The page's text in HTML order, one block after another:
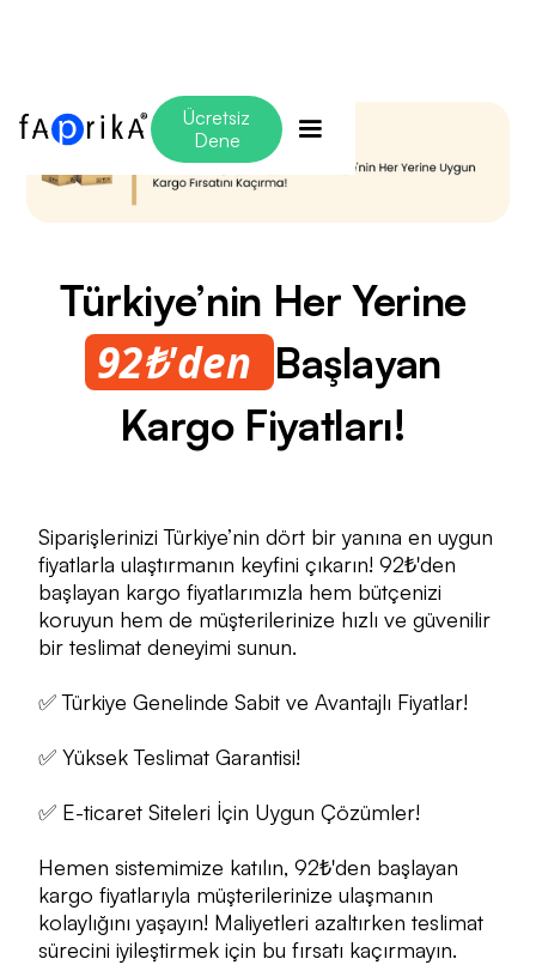
Ücretsiz
Dene
Türkiye’nin Her Yerine
92₺'den Başlayan
Kargo Fiyatları!
Siparişlerinizi Türkiye’nin dört bir yanına en uygun
fiyatlarla ulaştırmanın keyfini çıkarın! 92₺'den
başlayan kargo fiyatlarımızla hem bütçenizi
koruyun hem de müşterilerinize hızlı ve güvenilir
bir teslimat deneyimi sunun.
✅ Türkiye Genelinde Sabit ve Avantajlı Fiyatlar!
✅ Yüksek Teslimat Garantisi!
✅ E-ticaret Siteleri İçin Uygun Çözümler!
Hemen sistemimize katılın, 92₺'den başlayan
kargo fiyatlarıyla müşterilerinize ulaşmanın
kolaylığını yaşayın! Maliyetleri azaltırken teslimat
sürecini iyileştirmek için bu fırsatı kaçırmayın.